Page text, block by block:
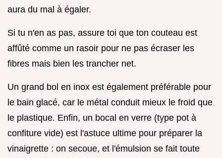
aura du mal à égaler.
Si tu n'en as pas, assure toi que ton couteau est
affûté comme un rasoir pour ne pas écraser les
fibres mais bien les trancher net.
Un grand bol en inox est également préférable pour
le bain glacé, car le métal conduit mieux le froid que
le plastique. Enfin, un bocal en verre (type pot à
confiture vide) est l'astuce ultime pour préparer la
vinaigrette : on secoue, et l'émulsion se fait toute